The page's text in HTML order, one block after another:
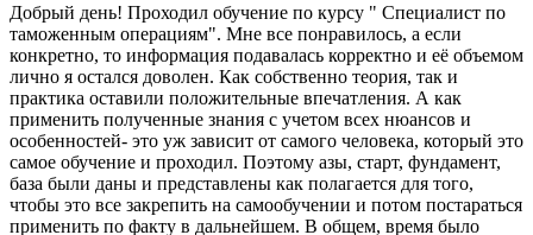
Добрый день! Проходил обучение по курсу " Специалист по
таможенным операциям". Мне все понравилось, а если
конкретно, то информация подавалась корректно и её объемом
лично я остался доволен. Как собственно теория, так и
практика оставили положительные впечатления. А как
применить полученные знания с учетом всех нюансов и
особенностей- это уж зависит от самого человека, который это
самое обучение и проходил. Поэтому азы, старт, фундамент,
база были даны и представлены как полагается для того,
чтобы это все закрепить на самообучении и потом постараться
применить по факту в дальнейшем. В общем, время было